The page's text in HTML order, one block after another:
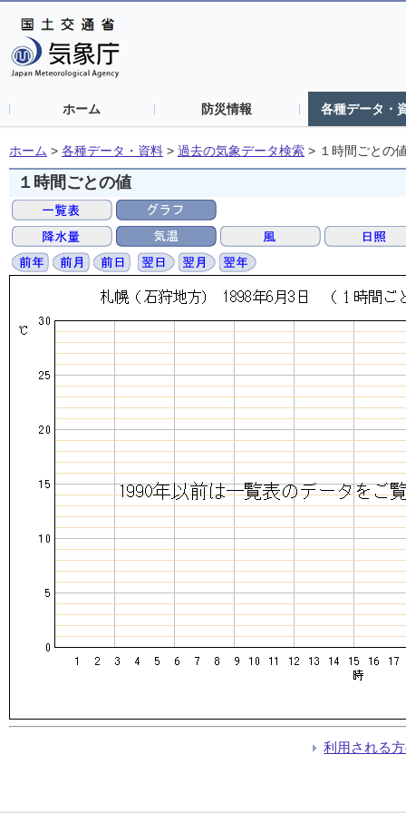
ホーム 防災情報 各種データ・
ホーム > 各種データ・資料 > 過去の気象データ検索 > １時間ごとの
１時間ごとの値
利用される